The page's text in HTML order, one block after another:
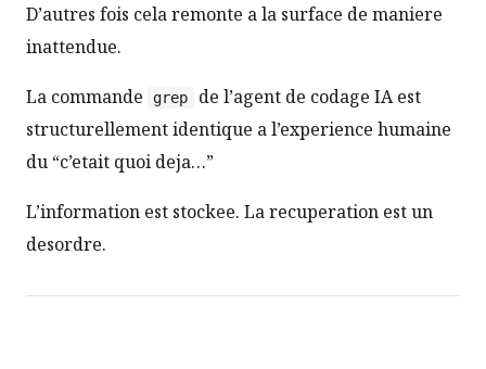
D’autres fois cela remonte a la surface de maniere
inattendue.
La commande grep
de l’agent de codage IA est
structurellement identique a l’experience humaine
du “c’etait quoi deja…”
L’information est stockee. La recuperation est un
desordre.